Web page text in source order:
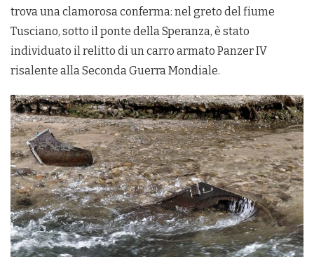
trova una clamorosa conferma: nel greto del fiume
Tusciano, sotto il ponte della Speranza, è stato
individuato il relitto di un carro armato Panzer IV
risalente alla Seconda Guerra Mondiale.